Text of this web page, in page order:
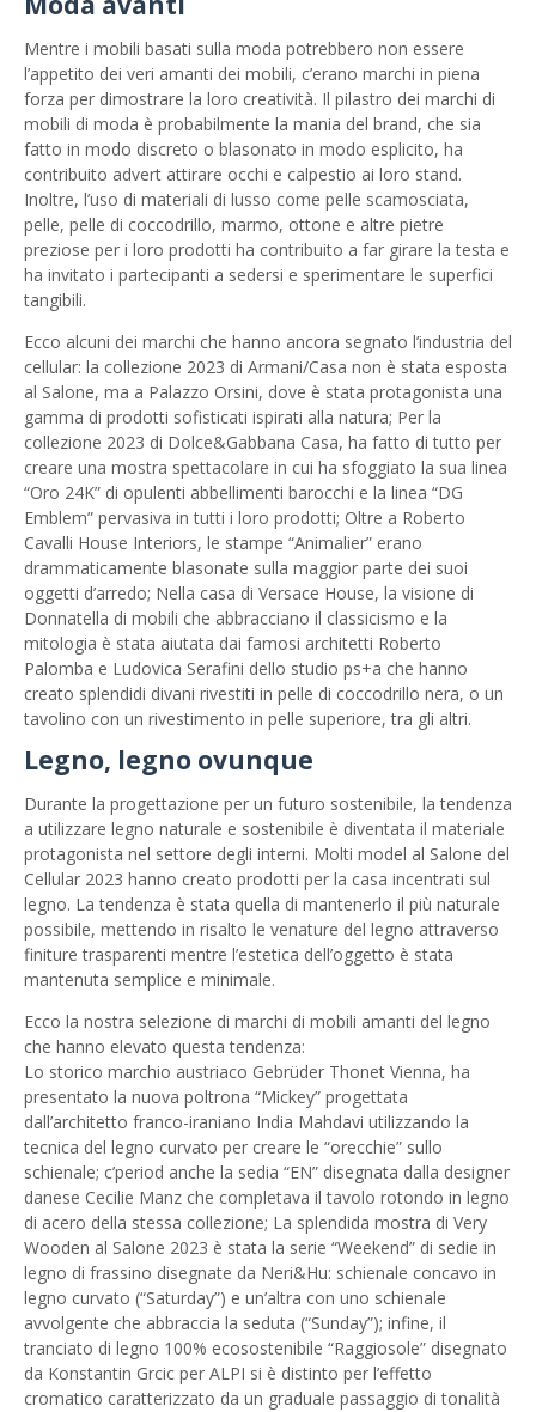
Mentre i mobili basati sulla moda potrebbero non essere
l’appetito dei veri amanti dei mobili, c’erano marchi in piena
forza per dimostrare la loro creatività. Il pilastro dei marchi di
mobili di moda è probabilmente la mania del brand, che sia
fatto in modo discreto o blasonato in modo esplicito, ha
contribuito advert attirare occhi e calpestio ai loro stand.
Inoltre, l’uso di materiali di lusso come pelle scamosciata,
pelle, pelle di coccodrillo, marmo, ottone e altre pietre
preziose per i loro prodotti ha contribuito a far girare la testa e
ha invitato i partecipanti a sedersi e sperimentare le superfici
tangibili.
Ecco alcuni dei marchi che hanno ancora segnato l’industria del
cellular: la collezione 2023 di Armani/Casa non è stata esposta
al Salone, ma a Palazzo Orsini, dove è stata protagonista una
gamma di prodotti sofisticati ispirati alla natura; Per la
collezione 2023 di Dolce&Gabbana Casa, ha fatto di tutto per
creare una mostra spettacolare in cui ha sfoggiato la sua linea
“Oro 24K” di opulenti abbellimenti barocchi e la linea “DG
Emblem” pervasiva in tutti i loro prodotti; Oltre a Roberto
Cavalli House Interiors, le stampe “Animalier” erano
drammaticamente blasonate sulla maggior parte dei suoi
oggetti d’arredo; Nella casa di Versace House, la visione di
Donnatella di mobili che abbracciano il classicismo e la
mitologia è stata aiutata dai famosi architetti Roberto
Palomba e Ludovica Serafini dello studio ps+a che hanno
creato splendidi divani rivestiti in pelle di coccodrillo nera, o un
tavolino con un rivestimento in pelle superiore, tra gli altri.
Legno, legno ovunque
Durante la progettazione per un futuro sostenibile, la tendenza
a utilizzare legno naturale e sostenibile è diventata il materiale
protagonista nel settore degli interni. Molti model al Salone del
Cellular 2023 hanno creato prodotti per la casa incentrati sul
legno. La tendenza è stata quella di mantenerlo il più naturale
possibile, mettendo in risalto le venature del legno attraverso
finiture trasparenti mentre l’estetica dell’oggetto è stata
mantenuta semplice e minimale.
Ecco la nostra selezione di marchi di mobili amanti del legno
che hanno elevato questa tendenza:
Lo storico marchio austriaco Gebrüder Thonet Vienna, ha
presentato la nuova poltrona “Mickey” progettata
dall’architetto franco-iraniano India Mahdavi utilizzando la
tecnica del legno curvato per creare le “orecchie” sullo
schienale; c’period anche la sedia “EN” disegnata dalla designer
danese Cecilie Manz che completava il tavolo rotondo in legno
di acero della stessa collezione; La splendida mostra di Very
Wooden al Salone 2023 è stata la serie “Weekend” di sedie in
legno di frassino disegnate da Neri&Hu: schienale concavo in
legno curvato (“Saturday”) e un’altra con uno schienale
avvolgente che abbraccia la seduta (“Sunday”); infine, il
tranciato di legno 100% ecosostenibile “Raggiosole” disegnato
da Konstantin Grcic per ALPI si è distinto per l’effetto
cromatico caratterizzato da un graduale passaggio di tonalità